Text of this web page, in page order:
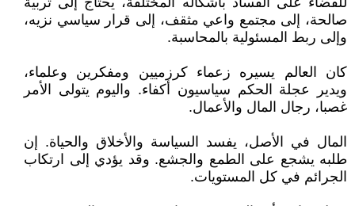
صالحة، إلى مجتمع واعي مثقف، إلى قرار سياسي نزيه،
وإلى ربط المسئولية بالمحاسبة.
كان العالم يسيره زعماء كرزميين ومفكرين وعلماء،
ويدير عجلة الحكم سياسيون أكفاء. واليوم يتولى الأمر
غصبا، رجال المال والأعمال.
المال في الأصل، يفسد السياسة والأخلاق والحياة. إن
طلبه يشجع على الطمع والجشع. وقد يؤدي إلى ارتكاب
الجرائم في كل المستويات.